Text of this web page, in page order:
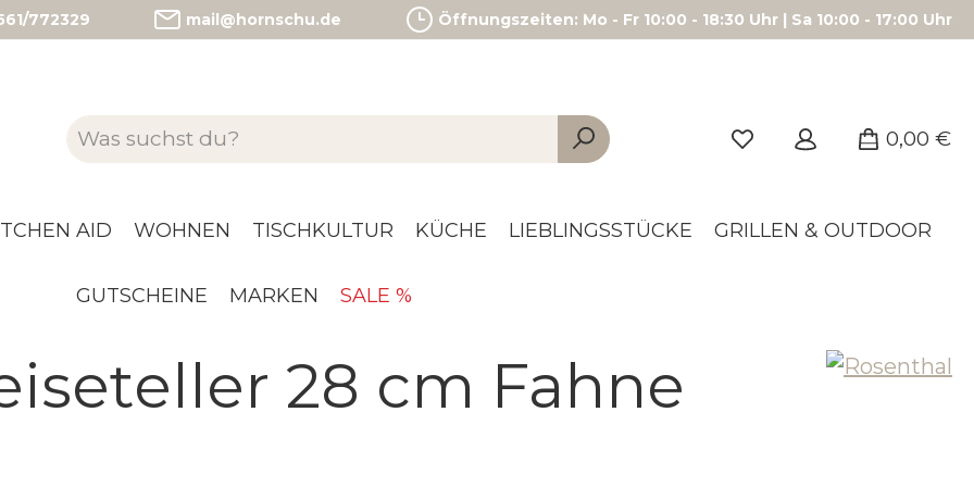
772329 mail@hornschu.de Öffnungszeiten: Mo - Fr 10:00 - 18:30 Uhr | Sa 10:00 - 17:00 Uhr
0,00 €
AID WOHNEN TISCHKULTUR KÜCHE LIEBLINGSSTÜCKE GRILLEN & OUTDOOR
GUTSCHEINE MARKEN SALE %
28 cm Fahne